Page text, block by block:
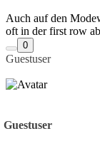
Auch auf den
oft in der first row
0
Guestuser
Guestuser